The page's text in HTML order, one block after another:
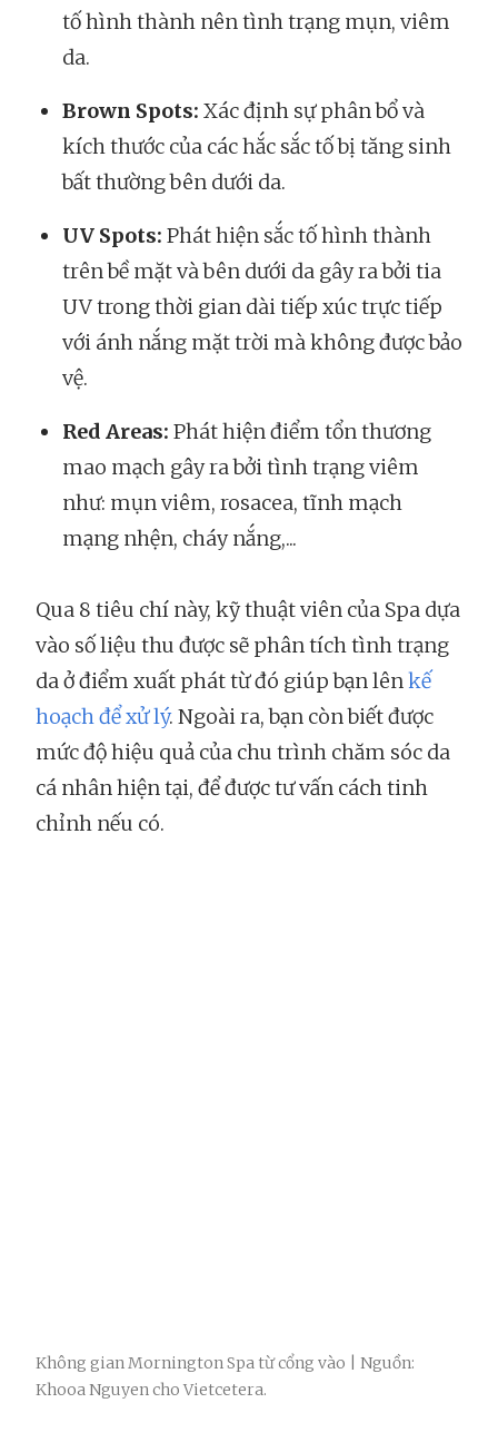
tố hình thành nên tình trạng mụn, viêm
da.
Brown Spots: Xác định sự phân bổ và
kích thước của các hắc sắc tố bị tăng sinh
bất thường bên dưới da.
UV Spots: Phát hiện sắc tố hình thành
trên bề mặt và bên dưới da gây ra bởi tia
UV trong thời gian dài tiếp xúc trực tiếp
với ánh nắng mặt trời mà không được bảo
vệ.
Red Areas: Phát hiện điểm tổn thương
mao mạch gây ra bởi tình trạng viêm
như: mụn viêm, rosacea, tĩnh mạch
mạng nhện, cháy nắng,...
Qua 8 tiêu chí này, kỹ thuật viên của Spa dựa
vào số liệu thu được sẽ phân tích tình trạng
da ở điểm xuất phát từ đó giúp bạn lênkế
hoạch để xử lý. Ngoài ra, bạn còn biết được
mức độ hiệu quả của chu trình chăm sóc da
cá nhân hiện tại, để được tư vấn cách tinh
chỉnh nếu có.
Không gian Mornington Spa từ cổng vào | Nguồn:
Khooa Nguyen cho Vietcetera.